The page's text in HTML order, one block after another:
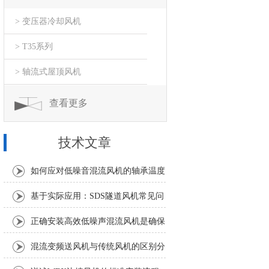
> 变压器冷却风机
> T35系列
> 轴流式屋顶风机
查看更多
技术文章
如何应对低噪音混流风机的轴承温度
异常升高？基于实际应用：SDS隧道风机常见问
题诊断与解决策略
正确安装高效低噪声混流风机是确保
风量和噪声指标的关键
混流变频送风机与传统风机的区别分